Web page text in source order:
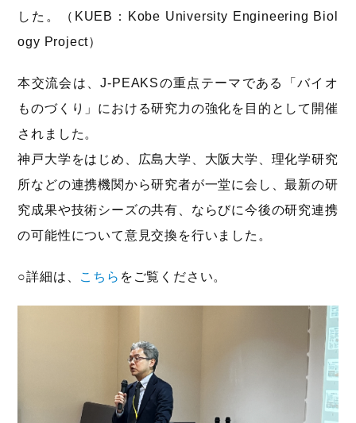
した。（KUEB：Kobe University Engineering Biol
ogy Project）
本交流会は、J-PEAKSの重点テーマである「バイオ
ものづくり」における研究力の強化を目的として開催
されました。
神戸大学をはじめ、広島大学、大阪大学、理化学研究
所などの連携機関から研究者が一堂に会し、最新の研
究成果や技術シーズの共有、ならびに今後の研究連携
の可能性について意見交換を行いました。
○詳細は、 こちら をご覧ください。